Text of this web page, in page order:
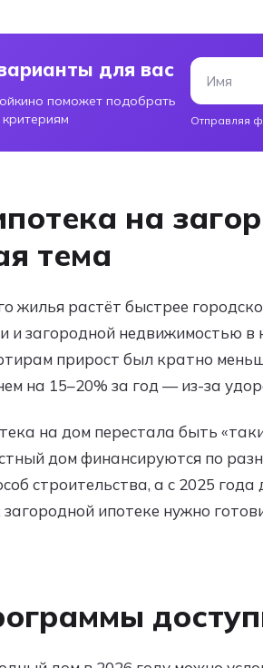
для вас
поможет подобрать
Имя
Отправляя
на
тема
жилья растёт быстрее
и загородной недвижимостью
прирост был кратно
на 15–20% за год — из-за
на дом перестала быть
дом финансируются по
строительства, а с 2025
загородной ипотеке нужно